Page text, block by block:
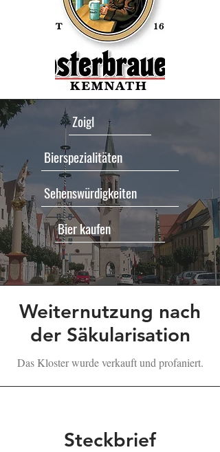
Zoigl
Bierspezialitäten
Sehenswürdigkeiten
Bier kaufen
Weiternutzung nach
der Säkularisation
Das Kloster wurde verkauft und profaniert.
Steckbrief